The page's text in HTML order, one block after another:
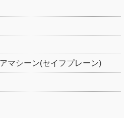
マシーン(セイフプレーン)